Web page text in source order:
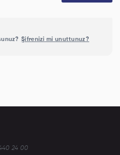
Şifrenizi mi unuttunuz?
24 00